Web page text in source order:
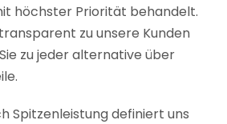
höchster Priorität behandelt.
zu unsere Kunden
zu jeder alternative über
Spitzenleistung definiert uns